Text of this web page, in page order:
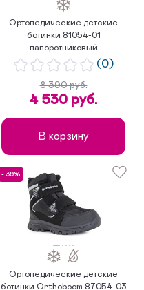
Ортопедические детские
ботинки 81054-01
папоротниковый
(0)
8 390 руб.
4 530 руб.
В корзину
- 39%
Ортопедические детские
ботинки Orthoboom 87054-03